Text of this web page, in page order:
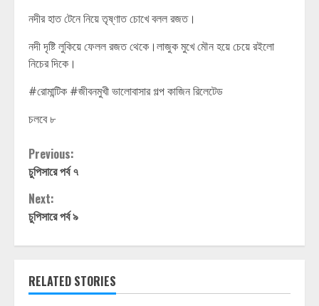
নদীর হাত টেনে নিয়ে তৃষ্ণাত চোখে বলল রজত।
নদী দৃষ্টি লুকিয়ে ফেলল রজত থেকে।লাজুক মুখে মৌন হয়ে চেয়ে রইলো
নিচের দিকে।
#রোমান্টিক #জীবনমুখী ভালোবাসার গল্প কাজিন রিলেটেড
চলবে ৮
Continue
Reading
Previous:
চুপিসারে পর্ব ৭
Next:
চুপিসারে পর্ব ৯
RELATED STORIES